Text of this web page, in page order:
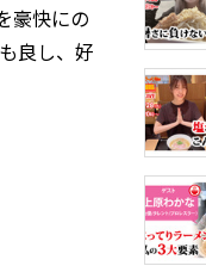
豪快にの
良し、好